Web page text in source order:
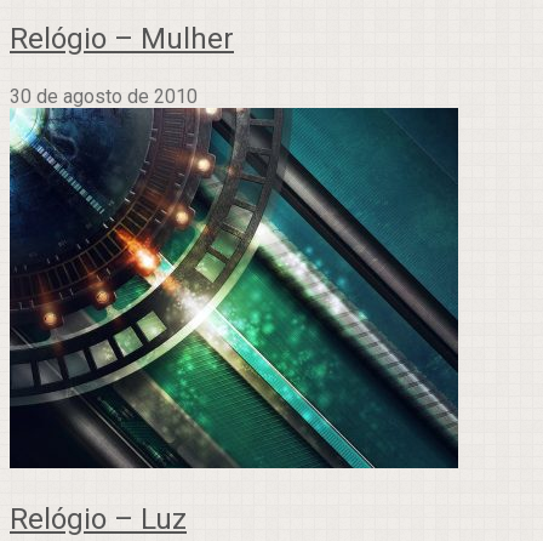
Relógio – Mulher
30 de agosto de 2010
Relógio – Luz